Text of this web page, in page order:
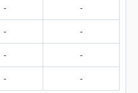
- -
- -
- -
- -